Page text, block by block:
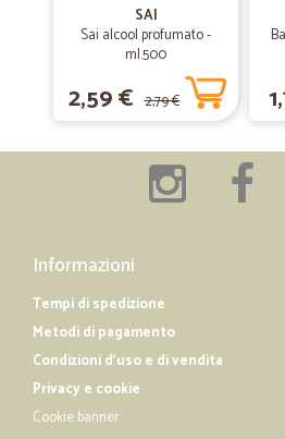
Luana S.
Servizio velocissimo e
SAI
Sai alcool profumato -
ml.500
2,59 € 2,79 €
Informazioni
Tempi di spedizione
Metodi di pagamento
Condizioni d'uso e di vendita
Privacy e cookie
Cookie banner